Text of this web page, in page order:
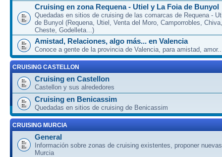
Cruising en zona Requena - Utiel y La Foia de Bunyol
Quedadas en sitios de cruising de las comarcas de Requena -
de Bunyol (Requena, Utiel, Venta del Moro, Camporrobles,
Cheste, Godelleta...)
Amistad, Relaciones, algo más... en Valencia
Conoce a gente de la provincia de Valencia, para amistad,
CRUISING CASTELLON
Cruising en Castellon
Castellon y sus alrededores
Cruising en Benicassim
Quedadas en sitios de cruising de Benicassim
CRUISING MURCIA
General
Información sobre zonas de cruising existentes, proponer
Murcia